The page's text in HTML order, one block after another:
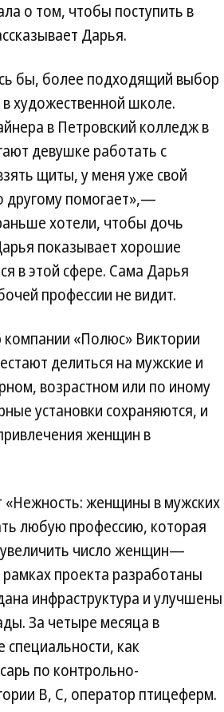
о том, чтобы поступить в
Дарья.
бы, более подходящий выбор
художественной школе.
в Петровский колледж в
девушке работать с
щиты, у меня уже свой
другому помогает»,—
хотели, чтобы дочь
показывает хорошие
в этой сфере. Сама Дарья
профессии не видит.
«Полюс» Виктории
делиться на мужские и
возрастном или по иному
установки сохраняются, и
женщин в
«Нежность: женщины в мужских
любую профессию, которая
увеличить число женщин—
проекта разработаны
инфраструктура и улучшены
За четыре месяца в
как
по контрольно-
B, C, оператор птицеферм.